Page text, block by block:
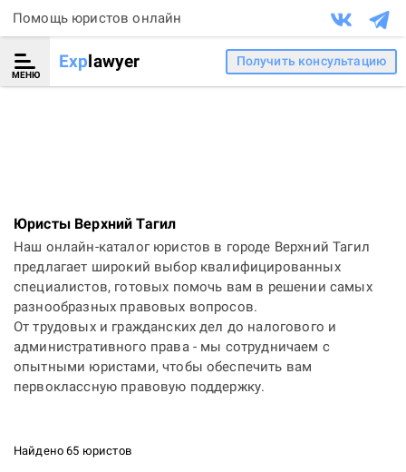
Помощь юристов онлайн
МЕНЮ
Explawyer Получить консультацию
Юристы Верхний Тагил
Наш онлайн-каталог юристов в городе Верхний Тагил
предлагает широкий выбор квалифицированных
специалистов, готовых помочь вам в решении самых
разнообразных правовых вопросов.
От трудовых и гражданских дел до налогового и
административного права - мы сотрудничаем с
опытными юристами, чтобы обеспечить вам
первоклассную правовую поддержку.
Найдено 65 юристов